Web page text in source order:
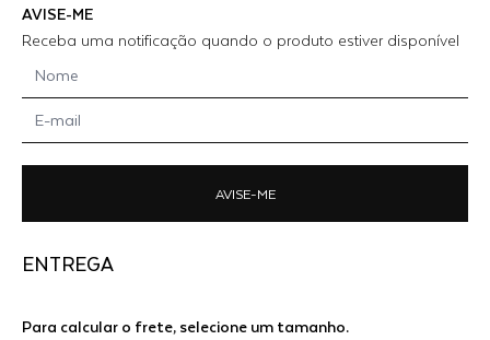
AVISE-ME
Receba uma notificação quando o produto estiver disponível
AVISE-ME
ENTREGA
Para calcular o frete, selecione um tamanho.